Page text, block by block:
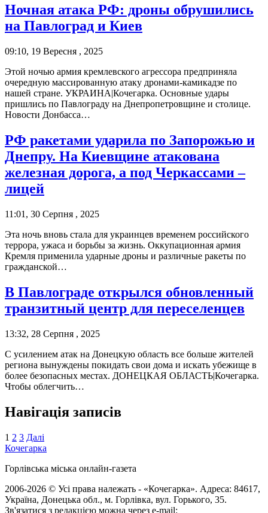
Ночная атака РФ: дроны обрушились
на Павлоград и Киев
09:10, 19 Вересня , 2025
Этой ночью армия кремлевского агрессора предприняла
очередную массированную атаку дронами-камикадзе по
нашей стране. УКРАИНА|Кочегарка. Основные удары
пришлись по Павлограду на Днепропетровщине и столице.
Новости Донбасса…
РФ ракетами ударила по Запорожью и
Днепру. На Киевщине атакована
железная дорога, а под Черкассами –
лицей
11:01, 30 Серпня , 2025
Эта ночь вновь стала для украинцев временем российского
террора, ужаса и борьбы за жизнь. Оккупационная армия
Кремля применила ударные дроны и различные ракеты по
гражданской…
В Павлограде открылся обновленный
транзитный центр для переселенцев
13:32, 28 Серпня , 2025
С усилением атак на Донецкую область все больше жителей
региона вынуждены покидать свои дома и искать убежище в
более безопасных местах. ДОНЕЦКАЯ ОБЛАСТЬ|Кочегарка.
Чтобы облегчить…
Навігація записів
1 2 3 Далі
Кочегарка
Горлівська міська онлайн-газета
2006-2026 © Усі права належать - «Кочегарка». Адреса: 84617,
Україна, Донецька обл., м. Горлівка, вул. Горького, 35.
Зв'язатися з редакцією можна через e-mail: